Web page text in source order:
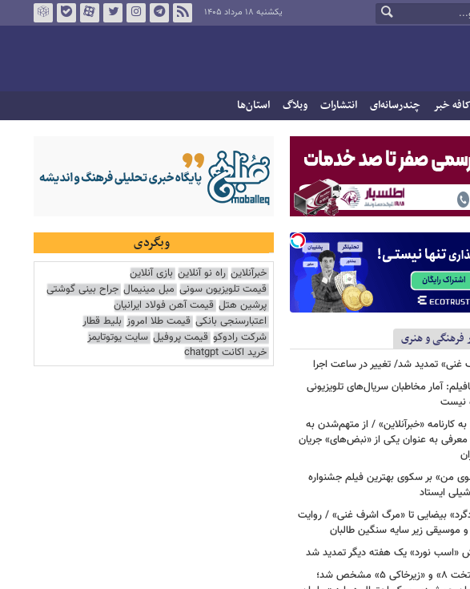
یکشنبه ۱۸ مرداد ۱۴۰۵
کافه خبر چندرسانه‌ای انتشارات وبلاگ استان‌ها
فرهنگی و هنری
تمدید شد/ تغییر در ساعت اجرا
آمار مخاطبان سریال‌های تلویزیونی
نیست
به کارنامه «خبرآنلاین» / از متهم‌شدن به
معرفی به عنوان یکی از «نبض‌های» جریان
من» بر سکوی بهترین فیلم جشنواره
ایستاد
بیضایی تا «مرگ اشرف غنی» / روایت
موسیقی زیر سایه سنگین طالبان
«اسب نورد» یک هفته دیگر تمدید شد
تکلیف «پایتخت ۸» و «زیرخاکی ۵» مشخص شد؛
وبگردی
خبرآنلاین راه نو آنلاین بازی آنلاین
قیمت تلویزیون سونی مبل مینیمال جراح بینی گوشتی
پرشین هتل قیمت آهن فولاد ایرانیان
اعتبارسنجی بانکی قیمت طلا امروز بلیط قطار
شرکت رادوکو قیمت پروفیل سایت یوتوتایمز
خرید اکانت chatgpt